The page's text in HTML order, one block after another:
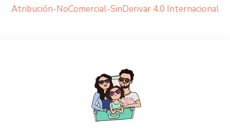
Atribución-NoComercial-SinDerivar 4.0 Internacional